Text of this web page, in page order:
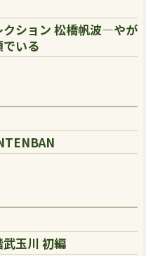
クション 松橋帆波―やが
いる
玉川 初編